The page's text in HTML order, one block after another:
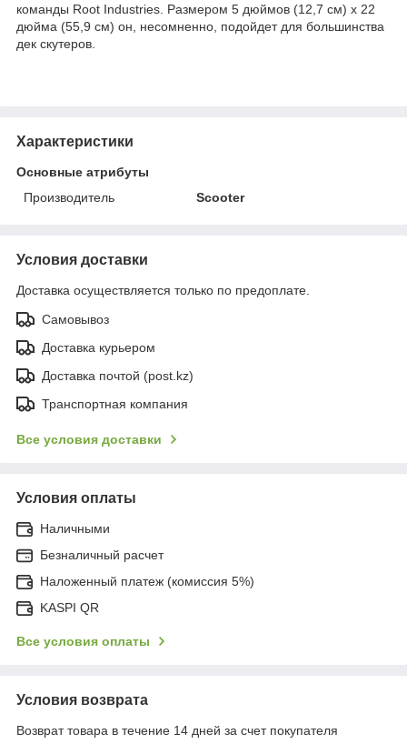
команды Root Industries. Размером 5 дюймов (12,7 см) x 22
дюйма (55,9 см) он, несомненно, подойдет для большинства
дек скутеров.
Характеристики
Основные атрибуты
Производитель
Scooter
Условия доставки
Доставка осуществляется только по предоплате.
Самовывоз
Доставка курьером
Доставка почтой (post.kz)
Транспортная компания
Все условия доставки
Условия оплаты
Наличными
Безналичный расчет
Наложенный платеж (комиссия 5%)
KASPI QR
Все условия оплаты
Условия возврата
Возврат товара в течение 14 дней за счет покупателя